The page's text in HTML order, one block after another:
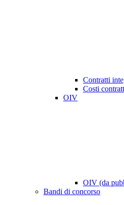
Contratti
Costi
OIV
OIV (da
Bandi di concorso